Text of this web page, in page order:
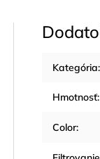
Kategória:
Hmotnosť:
Color: